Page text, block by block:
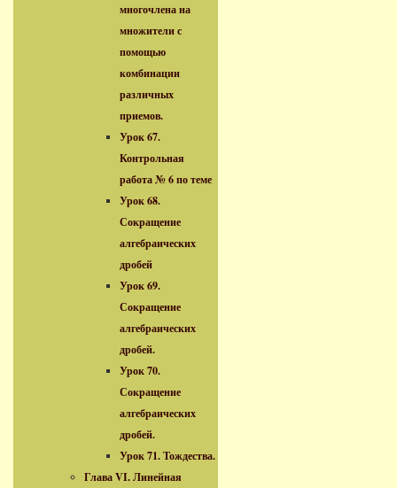
многочлена на
множители с
помощью
комбинации
различных
приемов.
Урок 67.
Контрольная
работа № 6 по теме
Урок 68.
Сокращение
алгебраических
дробей
Урок 69.
Сокращение
алгебраических
дробей.
Урок 70.
Сокращение
алгебраических
дробей.
Урок 71. Тождества.
Глава VI. Линейная